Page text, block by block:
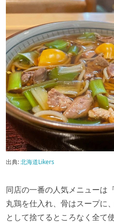
出典:北海道Likers
同店の一番の人気メニューは
丸鶏を仕入れ、骨はスープに
として捨てるところなく全て